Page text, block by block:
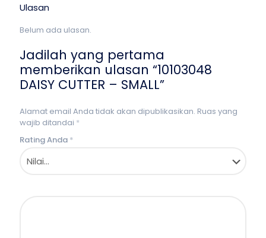
Ulasan
Belum ada ulasan.
Jadilah yang pertama
memberikan ulasan “10103048
DAISY CUTTER – SMALL”
Alamat email Anda tidak akan dipublikasikan. Ruas yang
wajib ditandai *
Rating Anda *